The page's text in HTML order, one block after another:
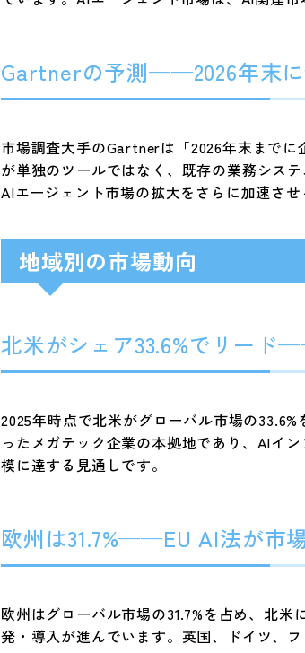
Gartnerの予測——2026年末に
市場調査大手のGartnerは「2026年末まで
が単独のツールではなく、既存の業務シス
AIエージェント市場の拡大をさらに加速させ
地域別の市場動向
北米がシェア33.6%でリード
2025年時点で北米がグローバル市場の
ったメガテック企業の本拠地であり、AIイ
模に達する見通しです。
欧州は31.7%——EU AI法が市
欧州はグローバル市場の31.7%を占め、北
発・導入が進んでいます。英国、ドイツ、